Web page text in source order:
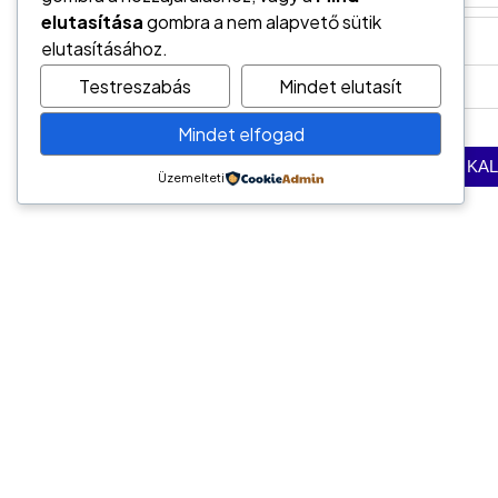
elutasításagombra a nem alapvető sütik
elutasításához.
Testreszabás
Mindet elutasít
Mindet elfogad
Üzemelteti